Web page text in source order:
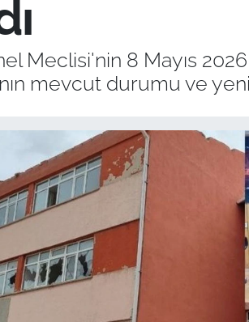
Meclisi'nin 8 Mayıs
mevcut durumu ve